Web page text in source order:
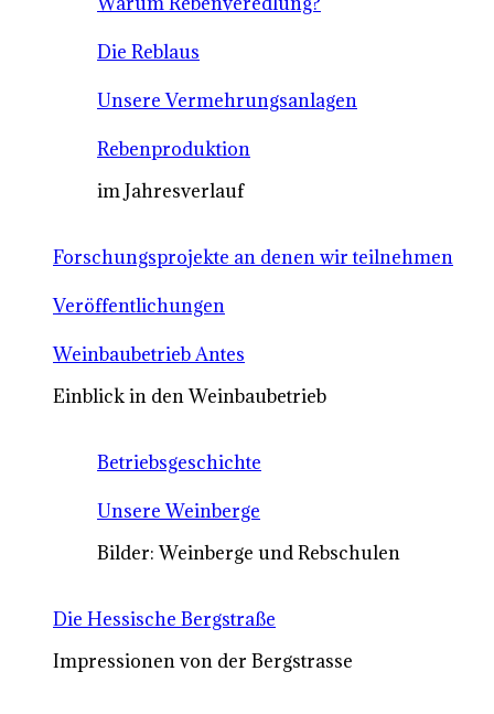
Die Reblaus
Unsere Vermehrungsanlagen
Rebenproduktion
im Jahresverlauf
Forschungsprojekte an denen wir teilnehmen
Veröffentlichungen
Weinbaubetrieb Antes
Einblick in den Weinbaubetrieb
Betriebsgeschichte
Unsere Weinberge
Bilder: Weinberge und Rebschulen
Die Hessische Bergstraße
Impressionen von der Bergstrasse